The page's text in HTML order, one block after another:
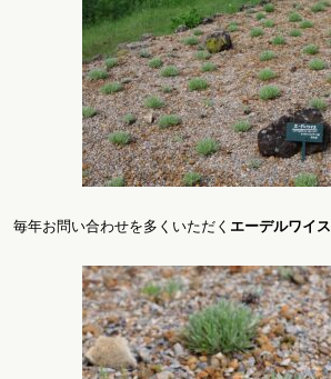
毎年お問い合わせを多くいただく エーデルワイス